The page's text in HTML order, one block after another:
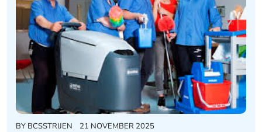
BY BCSSTRIJEN 21 NOVEMBER 2025